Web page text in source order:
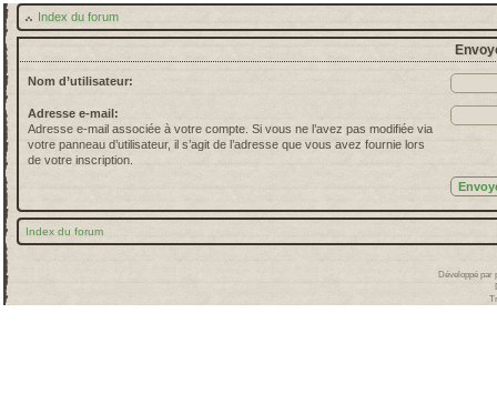
Index du forum
Nom d’utilisateur:
Adresse e-mail:
Adresse e-mail associée à votre compte. Si vous ne l’avez pas modifiée via
votre panneau d’utilisateur, il s’agit de l’adresse que vous avez fournie lors
de votre inscription.
Index du forum
Développé par